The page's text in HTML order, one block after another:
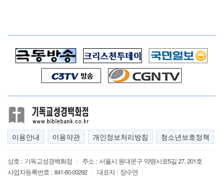
이용안내 이용약관 개인정보처리방침 청소년보호정책
상호 : 기독교성경백화점 | 주소 : 서울시 동대문구 약령시로5길 27, 201호
사업자등록번호 : 841-60-00292 | 대표자 : 장수연